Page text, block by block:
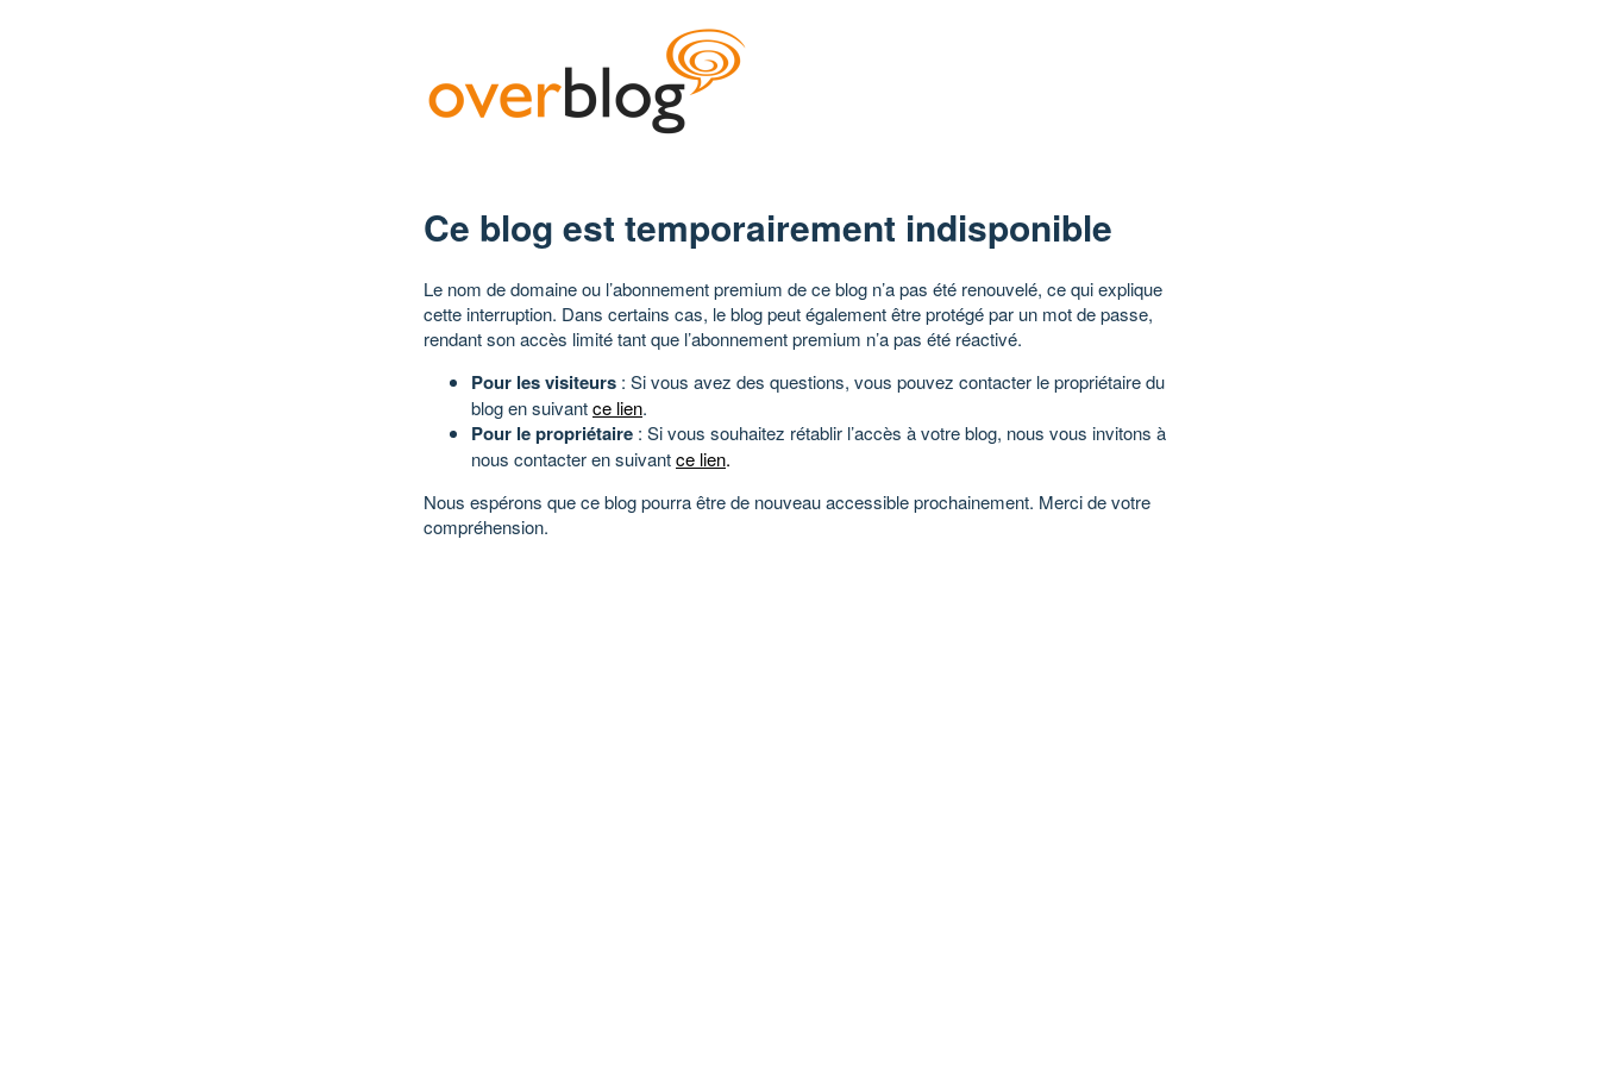
Ce blog est temporairement indisponible
Le nom de domaine ou l’abonnement premium de ce blog n’a pas été renouvelé, ce qui explique
cette interruption. Dans certains cas, le blog peut également être protégé par un mot de passe,
rendant son accès limité tant que l’abonnement premium n’a pas été réactivé.
Pour les visiteurs : Si vous avez des questions, vous pouvez contacter le propriétaire du
blog en suivantce lien.
Pour le propriétaire : Si vous souhaitez rétablir l’accès à votre blog, nous vous invitons à
nous contacter en suivantce lien.
Nous espérons que ce blog pourra être de nouveau accessible prochainement. Merci de votre
compréhension.